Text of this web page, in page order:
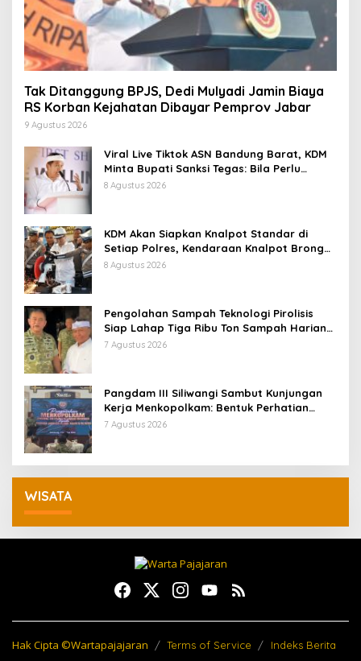
Tak Ditanggung BPJS, Dedi Mulyadi Jamin Biaya
RS Korban Kejahatan Dibayar Pemprov Jabar
9 Agustus 2026
Viral Live Tiktok ASN Bandung Barat, KDM
Minta Bupati Sanksi Tegas: Bila Perlu
Pemberhentian
8 Agustus 2026
KDM Akan Siapkan Knalpot Standar di
Setiap Polres, Kendaraan Knalpot Brong
Tertangkap Langsung Ganti
8 Agustus 2026
Pengolahan Sampah Teknologi Pirolisis
Siap Lahap Tiga Ribu Ton Sampah Harian
Jawa Barat
7 Agustus 2026
Pangdam III Siliwangi Sambut Kunjungan
Kerja Menkopolkam: Bentuk Perhatian
Pemerintah
7 Agustus 2026
WISATA
Hak Cipta ©Wartapajajaran Terms of Service Indeks Berita